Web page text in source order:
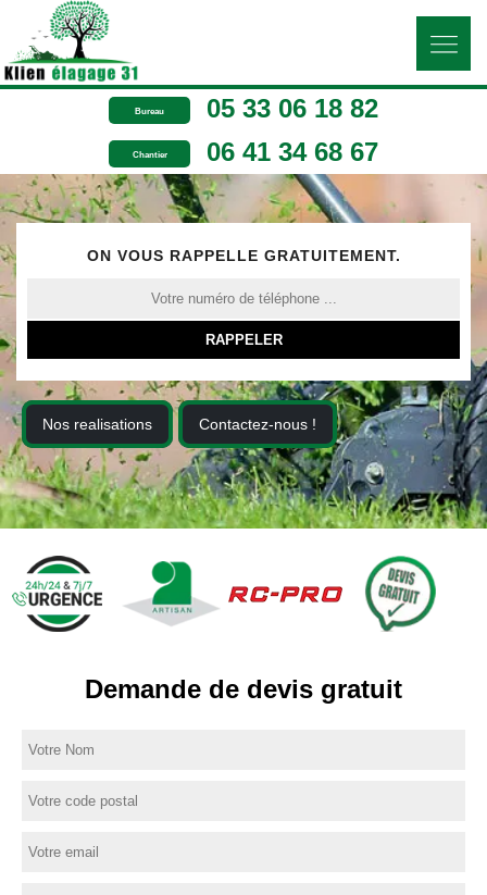
Bureau 05 33 06 18 82
Chantier 06 41 34 68 67
ON VOUS RAPPELLE GRATUITEMENT.
Nos realisations Contactez-nous !
Demande de devis gratuit